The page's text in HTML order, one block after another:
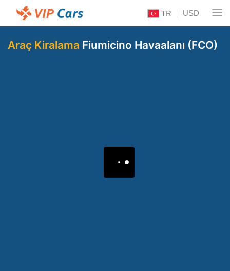
TR USD
Araç Kiralama Fiumicino Havaalanı (FCO)